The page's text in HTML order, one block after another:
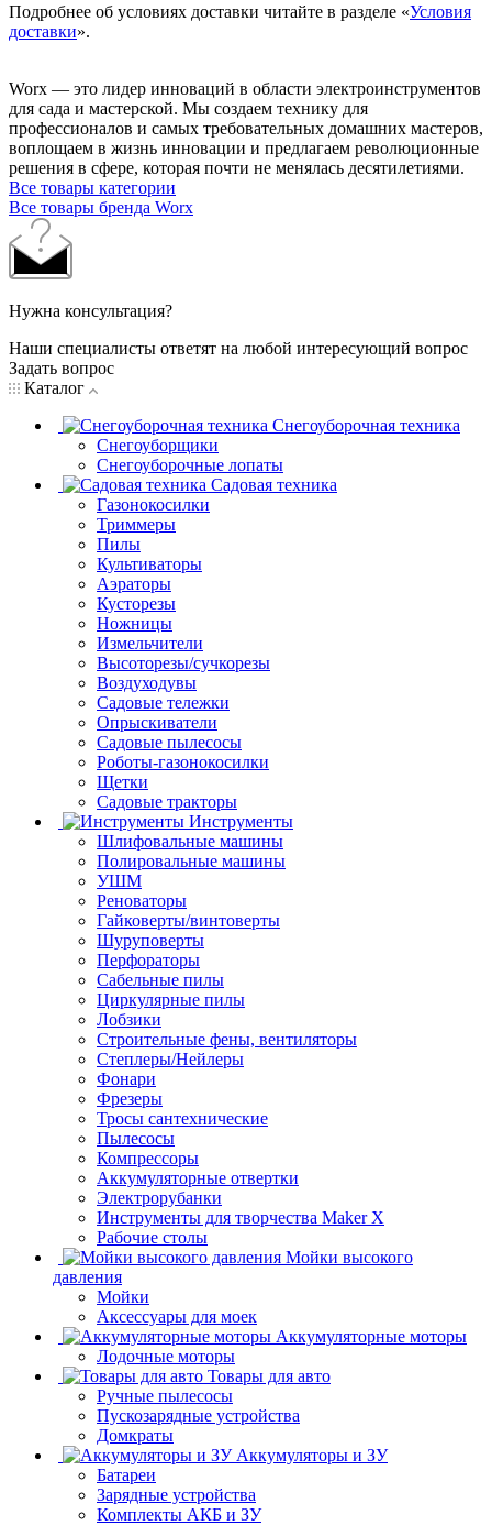
Подробнее об условиях доставки читайте в разделе «Условия
доставки».
Worx — это лидер инноваций в области электроинструментов
для сада и мастерcкой. Мы создаем технику для
профессионалов и самых требовательных домашних мастеров,
воплощаем в жизнь инновации и предлагаем революционные
решения в сфере, которая почти не менялась десятилетиями.
Все товары категории
Все товары бренда Worx
Нужна консультация?
Наши специалисты ответят на любой интересующий вопрос
Задать вопрос
Каталог
Снегоуборочная техника
Снегоуборщики
Снегоуборочные лопаты
Садовая техника
Газонокосилки
Триммеры
Пилы
Культиваторы
Аэраторы
Кусторезы
Ножницы
Измельчители
Высоторезы/сучкорезы
Воздуходувы
Садовые тележки
Опрыскиватели
Садовые пылесосы
Роботы-газонокосилки
Щетки
Садовые тракторы
Инструменты
Шлифовальные машины
Полировальные машины
УШМ
Реноваторы
Гайковерты/винтоверты
Шуруповерты
Перфораторы
Сабельные пилы
Циркулярные пилы
Лобзики
Строительные фены, вентиляторы
Степлеры/Нейлеры
Фонари
Фрезеры
Тросы сантехнические
Пылесосы
Компрессоры
Аккумуляторные отвертки
Электрорубанки
Инструменты для творчества Maker X
Рабочие столы
Мойки высокого
давления
Мойки
Аксессуары для моек
Аккумуляторные моторы
Лодочные моторы
Товары для авто
Ручные пылесосы
Пускозарядные устройства
Домкраты
Аккумуляторы и ЗУ
Батареи
Зарядные устройства
Комплекты АКБ и ЗУ